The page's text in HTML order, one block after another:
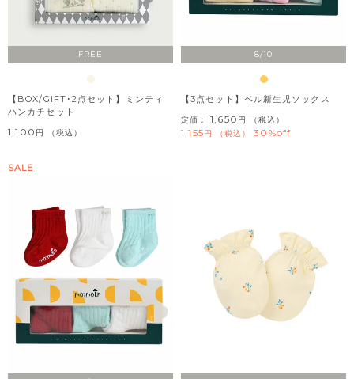
FREE
【BOX/GIFT･2点セット】ミンティ
ハンカチセット
1,100 税込
8/10
【3点セット】ベル新生児ソックス
定価： 1,650 （税込）
1,155 税込 30%off
SALE